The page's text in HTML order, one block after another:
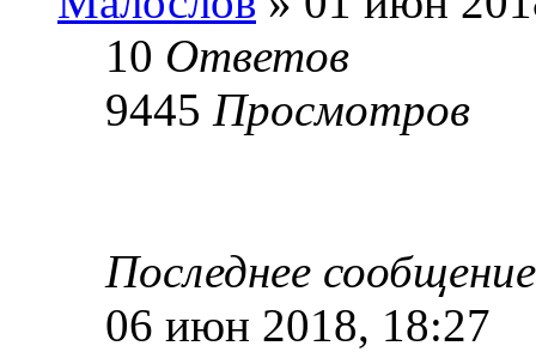
10 Ответов
9445 Просмотров
Последнее
06 июн 2018, 18:27